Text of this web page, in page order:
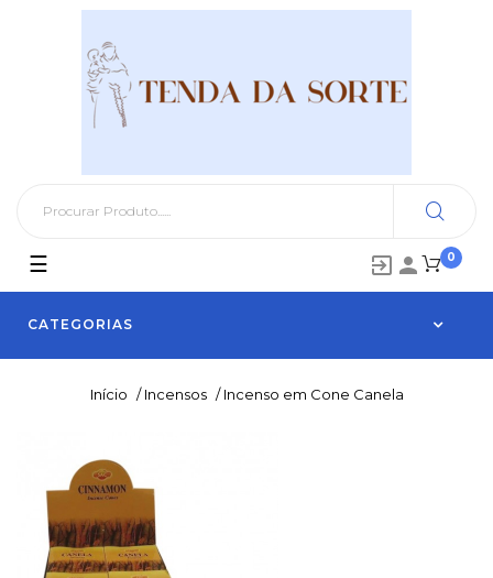
0
 
CATEGORIAS
Toggle
navigation
☰
Início / Incensos / Incenso em Cone Canela